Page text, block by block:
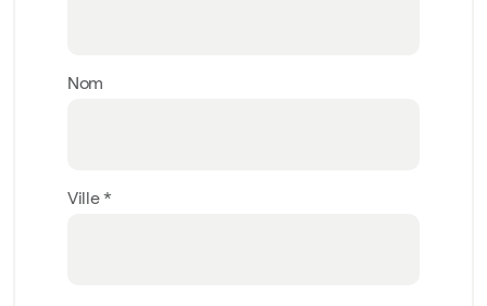
Nom
Ville *